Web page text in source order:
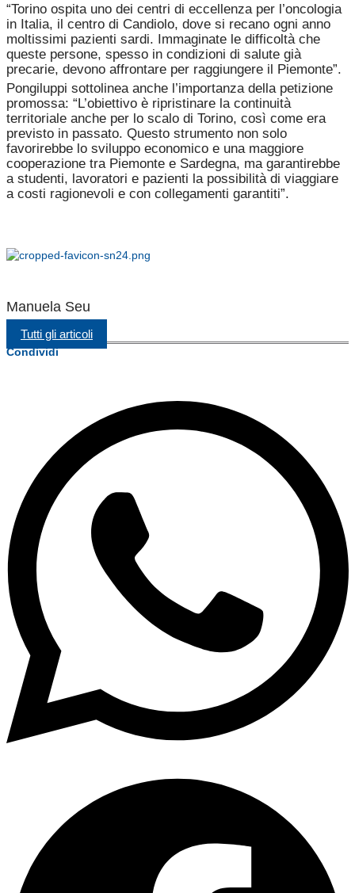
“Torino ospita uno dei centri di eccellenza per l’oncologia
in Italia, il centro di Candiolo, dove si recano ogni anno
moltissimi pazienti sardi. Immaginate le difficoltà che
queste persone, spesso in condizioni di salute già
precarie, devono affrontare per raggiungere il Piemonte”.
Pongiluppi sottolinea anche l’importanza della petizione
promossa: “L’obiettivo è ripristinare la continuità
territoriale anche per lo scalo di Torino, così come era
previsto in passato. Questo strumento non solo
favorirebbe lo sviluppo economico e una maggiore
cooperazione tra Piemonte e Sardegna, ma garantirebbe
a studenti, lavoratori e pazienti la possibilità di viaggiare
a costi ragionevoli e con collegamenti garantiti”.
Manuela Seu
Tutti gli articoli
Condividi